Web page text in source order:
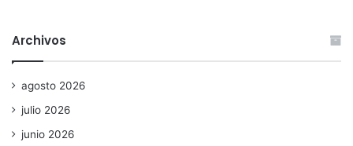
Archivos
agosto 2026
julio 2026
junio 2026